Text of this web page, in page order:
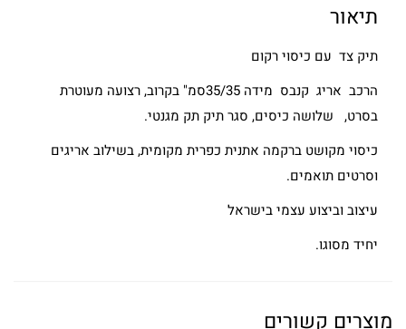
תיאור
תיק צד עם כיסוי רקום
הרכב אריג קנבס מידה 35/35סמ" בקרוב, רצועה מעוטרת
בסרט, שלושה כיסים, סגר תיק תק מגנטי.
כיסוי מקושט ברקמה אתנית כפרית מקומית, בשילוב אריגים
וסרטים תואמים.
עיצוב וביצוע עצמי בישראל
יחיד מסוגו.
מוצרים קשורים